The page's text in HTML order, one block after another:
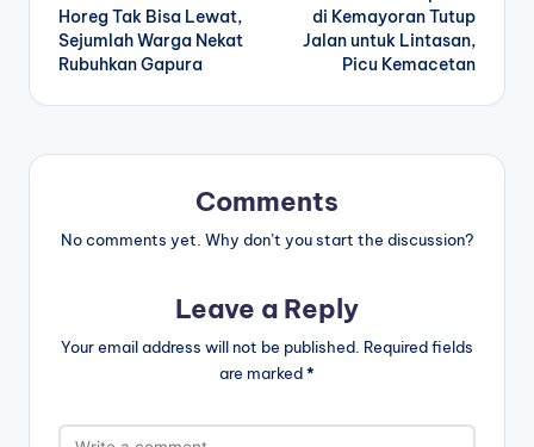
Horeg Tak Bisa Lewat,
Sejumlah Warga Nekat
Rubuhkan Gapura
di Kemayoran Tutup
Jalan untuk Lintasan,
Picu Kemacetan
Comments
No comments yet. Why don’t you start the discussion?
Leave a Reply
Your email address will not be published. Required fields
are marked*